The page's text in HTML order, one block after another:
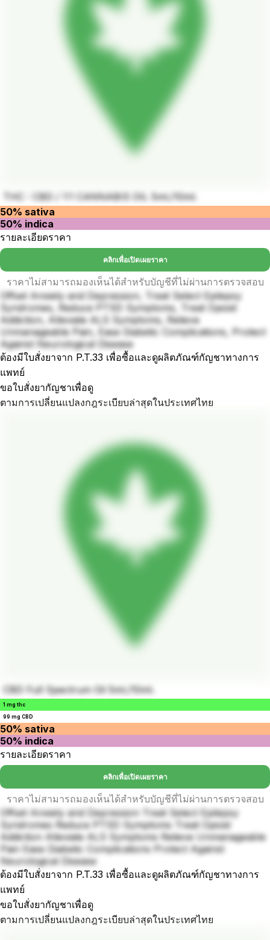
THC : CBD / 1:1 CANNABIS OIL 5ml./10ml.
50% sativa
50% indica
รายละเอียดราคา
คลิกเพื่อเปิดเผยราคา
ราคาไม่สามารถมองเห็นได้สำหรับบัญชีที่ไม่ผ่านการตรวจสอบ
Offset Anxiety and Depression, Treat Select Epilepsy
Syndromes, Reduce PTSD Symptoms, Treat Opioid
Addiction, Alleviate ALS Symptoms, Relieve
Unmanageable Pain, Ease Diabetic Complications, Protect
Against Neurological Disease
ต้องมีใบสั่งยาจาก P.T.33 เพื่อซื้อและดูผลิตภัณฑ์กัญชาทางการ
แพทย์
ขอใบสั่งยากัญชาเพื่อดู
ตามการเปลี่ยนแปลงกฎระเบียบล่าสุดในประเทศไทย
CBD Full Spectrum Oil 5ml./10ml.
1 mg thc
99 mg CBD
50% sativa
50% indica
รายละเอียดราคา
คลิกเพื่อเปิดเผยราคา
ราคาไม่สามารถมองเห็นได้สำหรับบัญชีที่ไม่ผ่านการตรวจสอบ
Offset Anxiety and Depression Treat Select Epilepsy
Syndromes Reduce PTSD Symptoms Treat Opioid
Addiction Alleviate ALS Symptoms Relieve Unmanageable
Pain Ease Diabetic Complications Protect Against
Neurological Disease
ต้องมีใบสั่งยาจาก P.T.33 เพื่อซื้อและดูผลิตภัณฑ์กัญชาทางการ
แพทย์
ขอใบสั่งยากัญชาเพื่อดู
ตามการเปลี่ยนแปลงกฎระเบียบล่าสุดในประเทศไทย